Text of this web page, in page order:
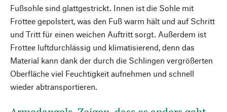
Fußsohle sind glattgestrickt. Innen ist die Sohle mit
Frottee gepolstert, was den Fuß warm hält und auf Schritt
und Tritt für einen weichen Auftritt sorgt. Außerdem ist
Frottee luftdurchlässig und klimatisierend, denn das
Material kann dank der durch die Schlingen vergrößerten
Oberfläche viel Feuchtigkeit aufnehmen und schnell
wieder abtransportieren.